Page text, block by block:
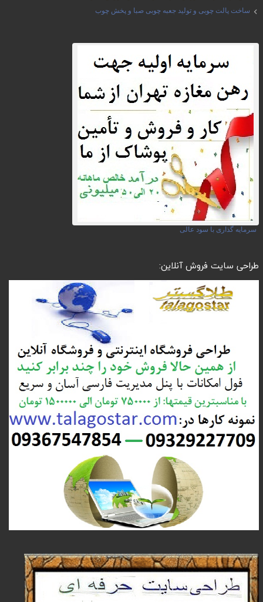
ساخت پالت چوبی و تولید جعبه چوبی صبا و پخش چوب
سرمایه گذاری با سود عالی
طراحی سایت فروش آنلاین: